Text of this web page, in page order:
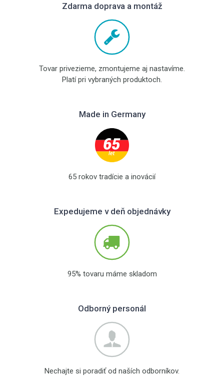
Zdarma doprava a montáž
Tovar privezieme, zmontujeme aj nastavíme.
Platí pri vybraných produktoch.
Made in Germany
65 rokov tradície a inovácií
Expedujeme v deň objednávky
95% tovaru máme skladom
Odborný personál
Nechajte si poradiť od naších odborníkov.